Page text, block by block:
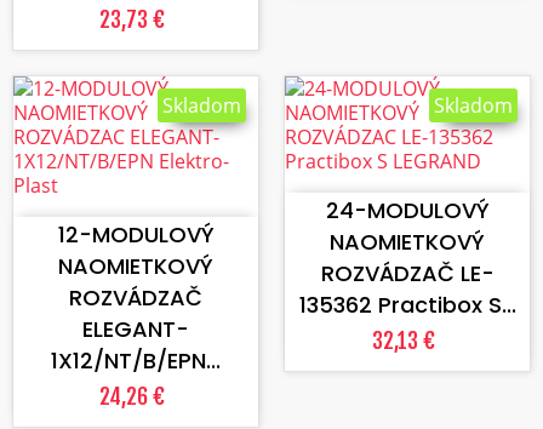
23,73 €
12-MODULOVÝ
NAOMIETKOVÝ
ROZVÁDZAČ
ELEGANT-
1X12/NT/B/EPN...
24,26 €
Skladom
VLOŽIŤ DO KOŠÍKA
24-MODULOVÝ
NAOMIETKOVÝ
ROZVÁDZAČ LE-
135362 Practibox S...
32,13 €
Skladom